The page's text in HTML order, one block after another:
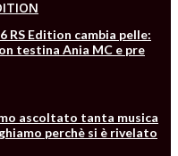
RS Edition cambia pelle:
testina Ania MC e pre
ascoltato tanta musica
perchè si è rivelato